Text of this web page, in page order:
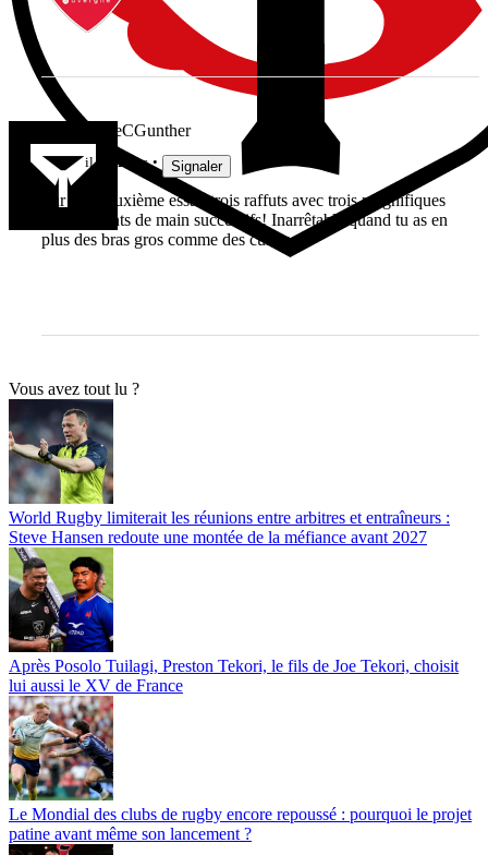
lebonbernieCGunther
il y a 2 ans Signaler
Sur son deuxième essai, trois raffuts avec trois magnifiques
changements de main successifs! Inarrêtable quand tu as en
plus des bras gros comme des cuisses!
Vous avez tout lu ?
World Rugby limiterait les réunions entre arbitres et entraîneurs :
Steve Hansen redoute une montée de la méfiance avant 2027
Après Posolo Tuilagi, Preston Tekori, le fils de Joe Tekori, choisit
lui aussi le XV de France
Le Mondial des clubs de rugby encore repoussé : pourquoi le projet
patine avant même son lancement ?